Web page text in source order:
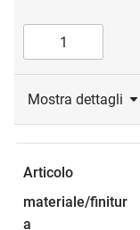
Mostra dettagli